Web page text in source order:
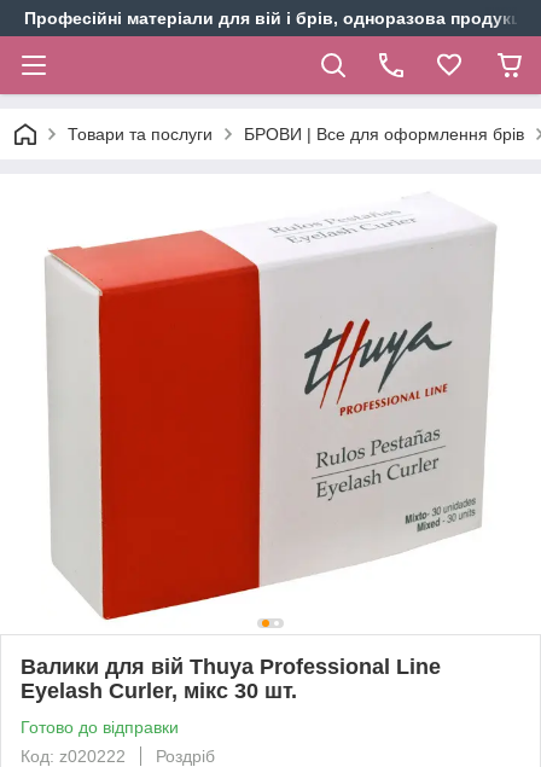
Професійні матеріали для вій і брів, одноразова продукція
Товари та послуги БРОВИ | Все для оформлення брів
Валики для вій Thuya Professional Line
Eyelash Curler, мікс 30 шт.
Готово до відправки
Код: z020222
Роздріб